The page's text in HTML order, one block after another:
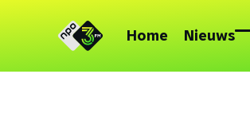
Home Nieuws